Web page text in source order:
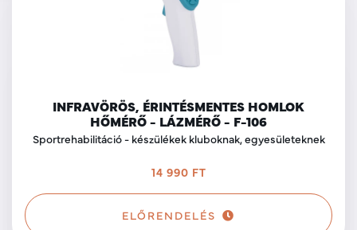
INFRAVÖRÖS, ÉRINTÉSMENTES HOMLOK
HŐMÉRŐ - LÁZMÉRŐ - F-106
Sportrehabilitáció - készülékek kluboknak, egyesületeknek
14 990 FT
ELŐRENDELÉS